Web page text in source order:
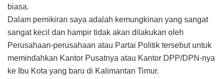
biasa.
Dalam pemikiran saya adalah kemungkinan yang sangat
sangat kecil dan hampir tidak akan dilakukan oleh
Perusahaan-perusahaan atau Partai Politik tersebut untuk
memindahkan Kantor Pusatnya atau Kantor DPP/DPN-nya
ke Ibu Kota yang baru di Kalimantan Timur.